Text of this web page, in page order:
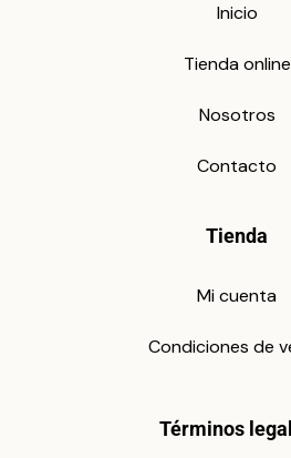
Inicio
Tienda online
Nosotros
Contacto
Tienda
Mi cuenta
Condiciones de
Términos